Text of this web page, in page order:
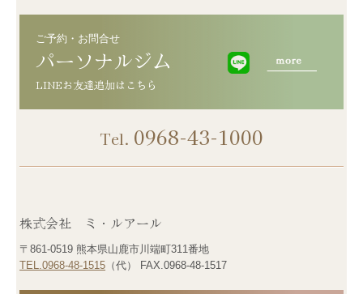
ご予約・お問合せ
パーソナルジム
Tel. 0968-43-1000
株式会社 ミ・ルアール
〒861-0519 熊本県山鹿市川端町311番地
TEL.0968-48-1515 （代） FAX.0968-48-1517